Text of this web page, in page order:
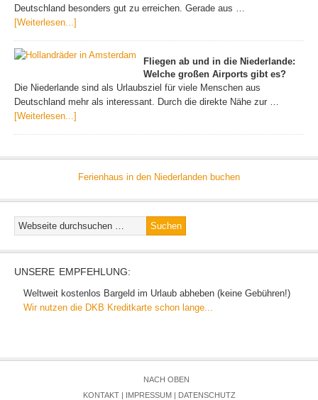
Deutschland besonders gut zu erreichen. Gerade aus …
[Weiterlesen...]
Fliegen ab und in die Niederlande:
Welche großen Airports gibt es?
Die Niederlande sind als Urlaubsziel für viele Menschen aus
Deutschland mehr als interessant. Durch die direkte Nähe zur …
[Weiterlesen...]
Ferienhaus in den Niederlanden buchen
UNSERE EMPFEHLUNG:
Weltweit kostenlos Bargeld im Urlaub abheben (keine Gebühren!)
Wir nutzen die DKB Kreditkarte schon lange...
NACH OBEN
KONTAKT| IMPRESSUM| DATENSCHUTZ